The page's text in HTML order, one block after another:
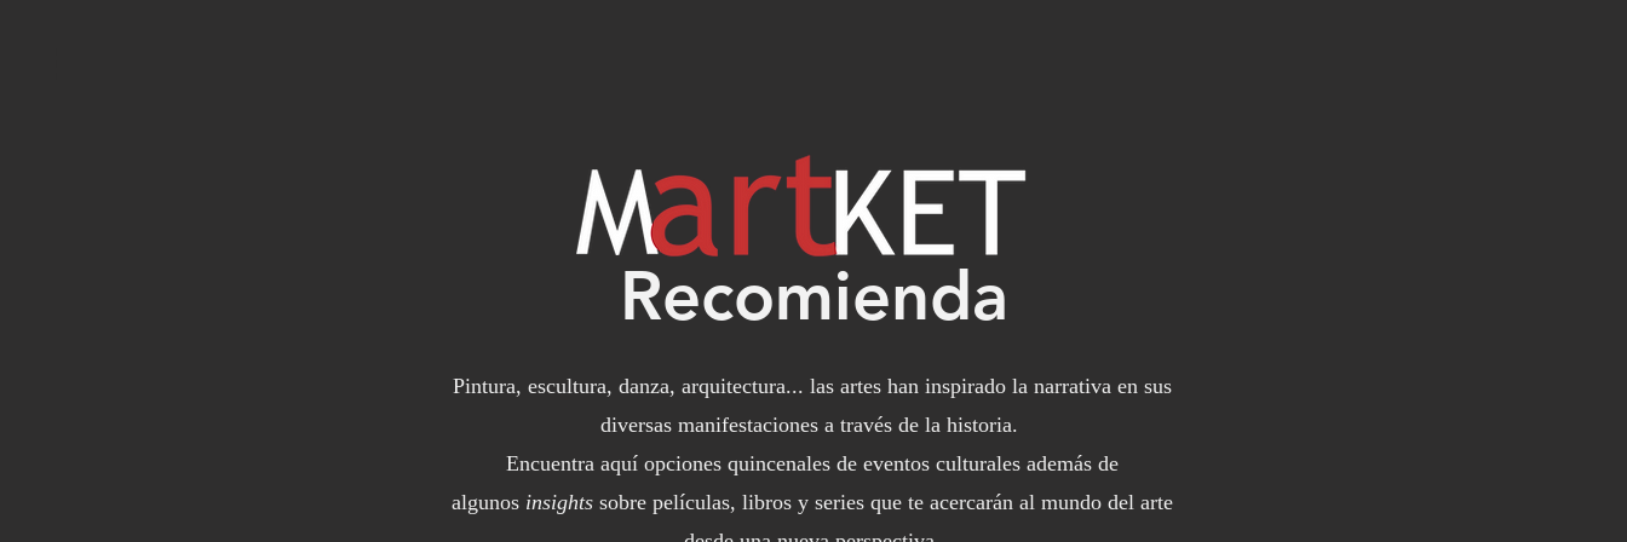
Recomienda
Pintura, escultura, danza, arquitectura... las artes han inspirado la narrativa en sus
diversas manifestaciones a través de la historia.
Encuentra aquí opciones quincenales de eventos culturales además de
algunos insights sobre películas, libros y series que te acercarán al mundo del arte